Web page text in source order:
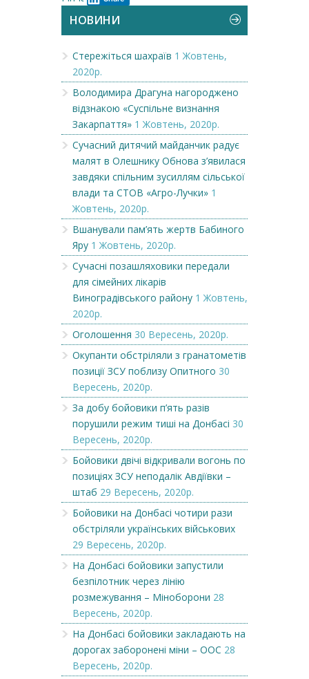
НОВИНИ
Стережіться шахраїв 1 Жовтень,
2020р.
Володимира Драгуна нагороджено
відзнакою «Суспільне визнання
Закарпаття» 1 Жовтень, 2020р.
Сучасний дитячий майданчик радує
малят в Олешнику Обнова з’явилася
завдяки спільним зусиллям сільської
влади та СТОВ «Агро-Лучки» 1
Жовтень, 2020р.
Вшанували пам’ять жертв Бабиного
Яру 1 Жовтень, 2020р.
Сучасні позашляховики передали
для сімейних лікарів
Виноградівського району 1 Жовтень,
2020р.
Оголошення 30 Вересень, 2020р.
Окупанти обстріляли з гранатометів
позиції ЗСУ поблизу Опитного 30
Вересень, 2020р.
За добу бойовики п’ять разів
порушили режим тиші на Донбасі 30
Вересень, 2020р.
Бойовики двічі відкривали вогонь по
позиціях ЗСУ неподалік Авдіївки –
штаб 29 Вересень, 2020р.
Бойовики на Донбасі чотири рази
обстріляли українських військових
29 Вересень, 2020р.
На Донбасі бойовики запустили
безпілотник через лінію
розмежування – Міноборони 28
Вересень, 2020р.
На Донбасі бойовики закладають на
дорогах заборонені міни – ООС 28
Вересень, 2020р.